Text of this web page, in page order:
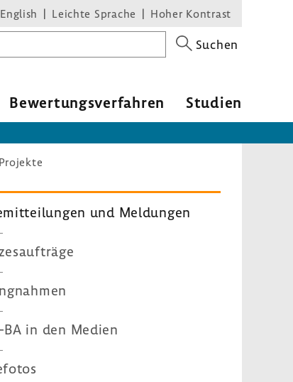
English Leichte Sprache Hoher Kontrast
Suchen
Bewer­tungs­ver­fahren Studien
und Meldungen
BA in den Medien